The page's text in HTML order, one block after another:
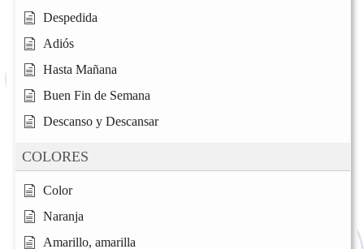
Despedida
Adiós
Hasta Mañana
Buen Fin de Semana
Descanso y Descansar
COLORES
Color
Naranja
Amarillo, amarilla